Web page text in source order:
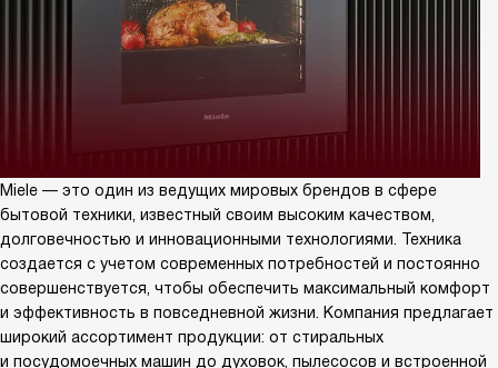
Miele — это один из ведущих мировых брендов в сфере
бытовой техники, известный своим высоким качеством,
долговечностью и инновационными технологиями. Техника
создается с учетом современных потребностей и постоянно
совершенствуется, чтобы обеспечить максимальный комфорт
и эффективность в повседневной жизни. Компания предлагает
широкий ассортимент продукции: от стиральных
и посудомоечных машин до духовок, пылесосов и встроенной